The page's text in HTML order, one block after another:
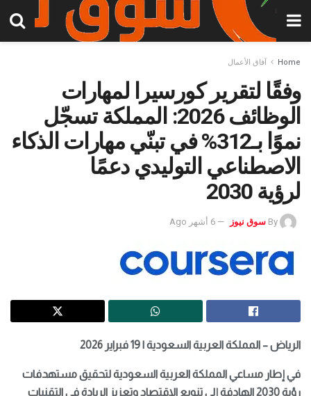
Home آفاق الأعمال
وفقًا لتقرير كورسيرا لمهارات
الوظائف 2026: المملكة تسجّل
نموًا بـ312% في تبنّي مهارات الذكاء
الاصطناعي التوليدي دعمًا
لرؤية 2030
By سوق نيوز 6 أشهر Ago
الرياض – المملكة العربية السعودية | 19 فبراير 2026
في إطار مساعي المملكة العربية السعودية لتحقيق مستهدفات
رؤية 2030 الهادفة إلى تنويع الاقتصاد وتعزيز الريادة في التقنيات